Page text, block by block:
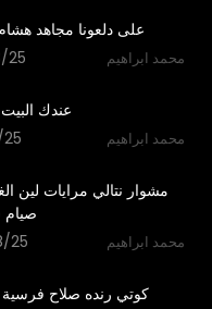
على دلعونا مجاهد هشام
25
محمد ابراهيم
عندك البيت
محمد ابراهيم
مشوار نتالي مرايات لين
صيام
25
محمد ابراهيم
كوتي رنده صلاح فرسية